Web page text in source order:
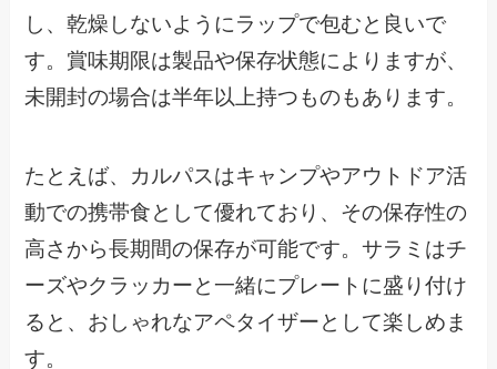
し、乾燥しないようにラップで包むと良いで
す。賞味期限は製品や保存状態によりますが、
未開封の場合は半年以上持つものもあります。
たとえば、カルパスはキャンプやアウトドア活
動での携帯食として優れており、その保存性の
高さから長期間の保存が可能です。サラミはチ
ーズやクラッカーと一緒にプレートに盛り付け
ると、おしゃれなアペタイザーとして楽しめま
す。